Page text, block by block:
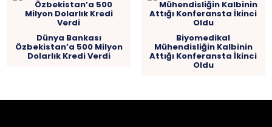
Dünya Bankası
Özbekistan’a 500 Milyon
Dolarlık Kredi Verdi
Biyomedikal
Mühendisliğin Kalbinin
Attığı Konferansta İkinci
Oldu